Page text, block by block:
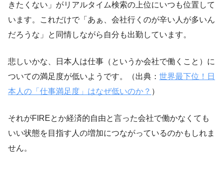
きたくない」がリアルタイム検索の上位にいつも位置して
います。これだけで「あぁ、会社行くのが辛い人が多いん
だろうな」と同情しながら自分も出勤しています。
悲しいかな、日本人は仕事（というか会社で働くこと）に
ついての満足度が低いようです。（出典： 世界最下位！日
本人の「仕事満足度」はなぜ低いのか？ ）
それがFIREとか経済的自由と言った会社で働かなくても
いい状態を目指す人の増加につながっているのかもしれま
せん。